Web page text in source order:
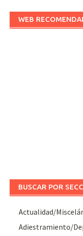
WEB
BUSCAR POR
Actualidad/
Adiestramiento/